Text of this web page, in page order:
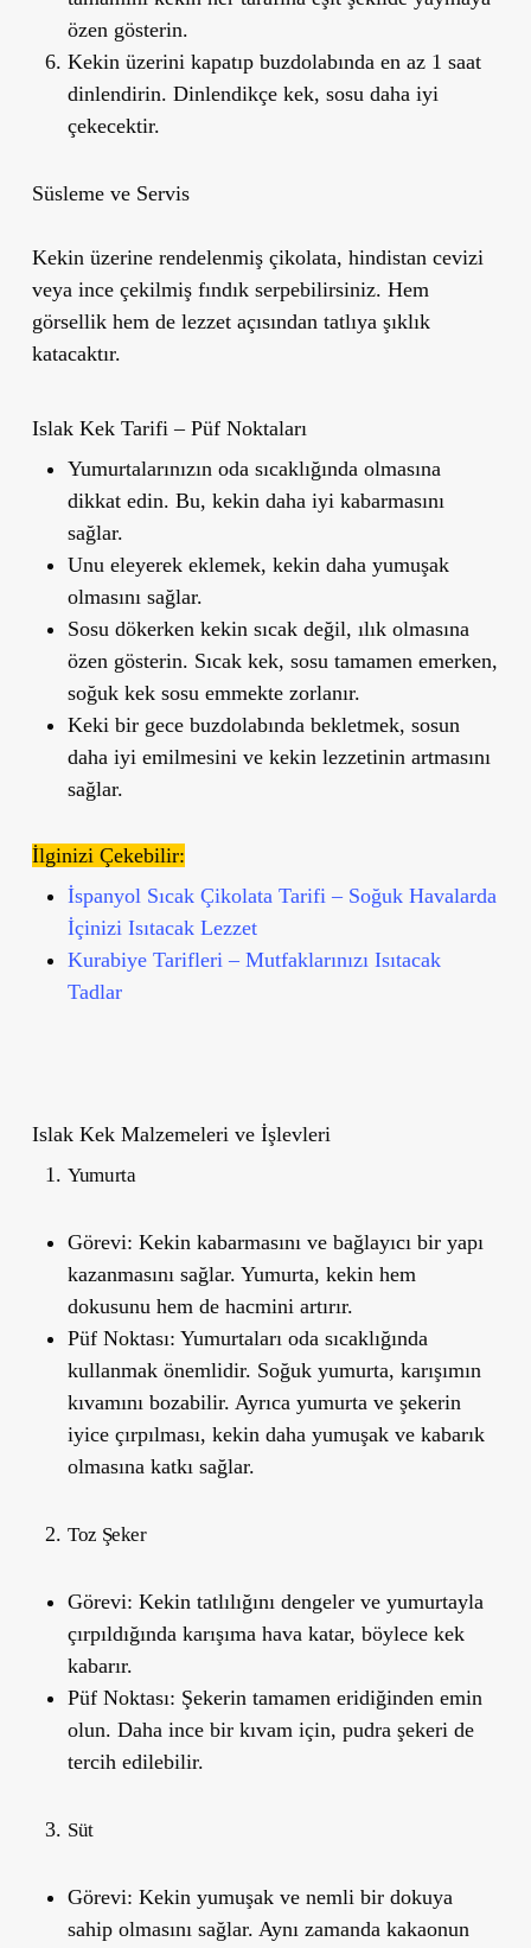
özen gösterin.
Kekin üzerini kapatıp buzdolabında en az 1 saat
dinlendirin. Dinlendikçe kek, sosu daha iyi
çekecektir.
Süsleme ve Servis
Kekin üzerine rendelenmiş çikolata, hindistan cevizi
veya ince çekilmiş fındık serpebilirsiniz. Hem
görsellik hem de lezzet açısından tatlıya şıklık
katacaktır.
Islak Kek Tarifi – Püf Noktaları
Yumurtalarınızın oda sıcaklığında olmasına
dikkat edin. Bu, kekin daha iyi kabarmasını
sağlar.
Unu eleyerek eklemek, kekin daha yumuşak
olmasını sağlar.
Sosu dökerken kekin sıcak değil, ılık olmasına
özen gösterin. Sıcak kek, sosu tamamen emerken,
soğuk kek sosu emmekte zorlanır.
Keki bir gece buzdolabında bekletmek, sosun
daha iyi emilmesini ve kekin lezzetinin artmasını
sağlar.
İlginizi Çekebilir:
İspanyol Sıcak Çikolata Tarifi – Soğuk Havalarda
İçinizi Isıtacak Lezzet
Kurabiye Tarifleri – Mutfaklarınızı Isıtacak
Tadlar
Islak Kek Malzemeleri ve İşlevleri
Yumurta
Görevi: Kekin kabarmasını ve bağlayıcı bir yapı
kazanmasını sağlar. Yumurta, kekin hem
dokusunu hem de hacmini artırır.
Püf Noktası: Yumurtaları oda sıcaklığında
kullanmak önemlidir. Soğuk yumurta, karışımın
kıvamını bozabilir. Ayrıca yumurta ve şekerin
iyice çırpılması, kekin daha yumuşak ve kabarık
olmasına katkı sağlar.
Toz Şeker
Görevi: Kekin tatlılığını dengeler ve yumurtayla
çırpıldığında karışıma hava katar, böylece kek
kabarır.
Püf Noktası: Şekerin tamamen eridiğinden emin
olun. Daha ince bir kıvam için, pudra şekeri de
tercih edilebilir.
Süt
Görevi: Kekin yumuşak ve nemli bir dokuya
sahip olmasını sağlar. Aynı zamanda kakaonun